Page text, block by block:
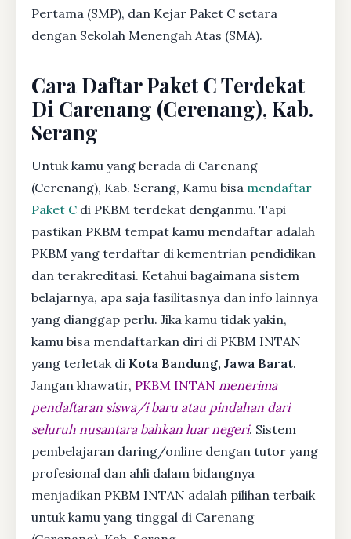
Pertama (SMP), dan Kejar Paket C setara
dengan Sekolah Menengah Atas (SMA).
Cara Daftar Paket C Terdekat
Di Carenang (Cerenang), Kab.
Serang
Untuk kamu yang berada di Carenang
(Cerenang), Kab. Serang, Kamu bisa mendaftar
Paket C di PKBM terdekat denganmu. Tapi
pastikan PKBM tempat kamu mendaftar adalah
PKBM yang terdaftar di kementrian pendidikan
dan terakreditasi. Ketahui bagaimana sistem
belajarnya, apa saja fasilitasnya dan info lainnya
yang dianggap perlu. Jika kamu tidak yakin,
kamu bisa mendaftarkan diri di PKBM INTAN
yang terletak di Kota Bandung, Jawa Barat.
Jangan khawatir, PKBM INTAN menerima
pendaftaran siswa/i baru atau pindahan dari
seluruh nusantara bahkan luar negeri. Sistem
pembelajaran daring/online dengan tutor yang
profesional dan ahli dalam bidangnya
menjadikan PKBM INTAN adalah pilihan terbaik
untuk kamu yang tinggal di Carenang